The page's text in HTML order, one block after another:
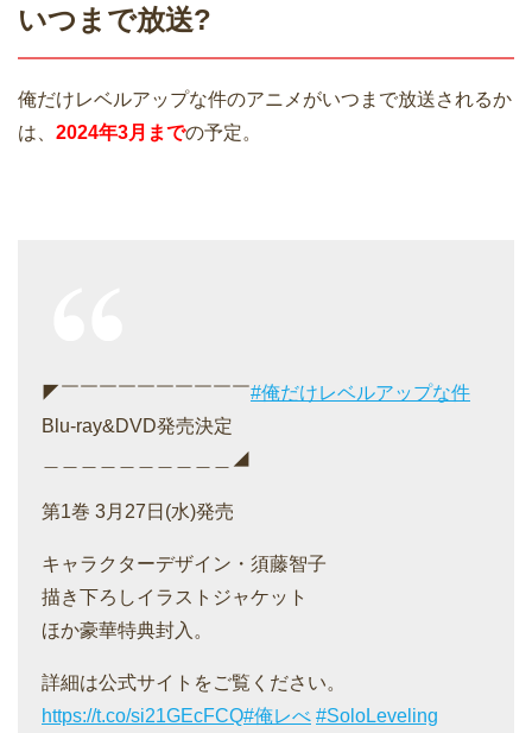
いつまで放送?
俺だけレベルアップな件のアニメがいつまで放送されるか
は、 2024年3月までの予定。
◤￣￣￣￣￣￣￣￣￣￣#俺だけレベルアップな件
Blu-ray&DVD発売決定
＿＿＿＿＿＿＿＿＿＿◢
第1巻 3月27日(水)発売
キャラクターデザイン・須藤智子
描き下ろしイラストジャケット
ほか豪華特典封入。
詳細は公式サイトをご覧ください。
https://t.co/si21GEcFCQ#俺レべ #SoloLeveling